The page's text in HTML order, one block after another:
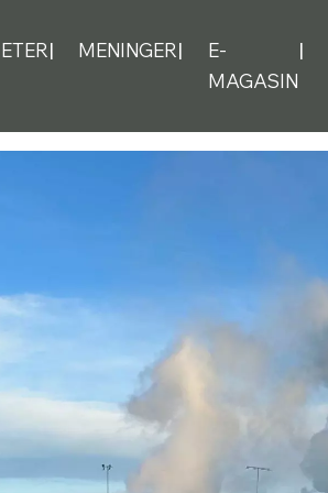
MENINGER
E-
MAGASIN